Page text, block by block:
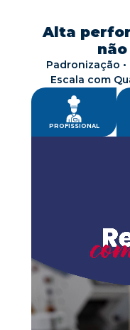
Alta
Padronização
Escala com
PROFISSIONAL